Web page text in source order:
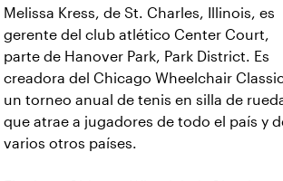
Melissa Kress, de St. Charles, Illinois, es
gerente del club atlético Center Court,
parte de Hanover Park, Park District. Es
creadora del Chicago Wheelchair
un torneo anual de tenis en silla de
que atrae a jugadores de todo el país y
varios otros países.